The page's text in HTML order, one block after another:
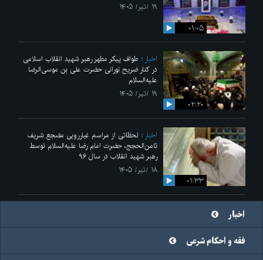
۰۱:۰۵
۱۹ /تیر/ ۱۴۰۵
۰۲:۲۰
اخبار
طواف پیکر مطهر رهبر شهید انقلاب اسلامی
در کنار ضریح نورانی حضرت علی‌ بن موسی‌الرضا
علیه‌السلام
۱۹ /تیر/ ۱۴۰۵
۰۱:۳۳
اخبار
لحظاتی از مراسم غبارروبی مضجع شریف
ثامن‌الحجج، حضرت امام رضا علیه‌السلام توسط
رهبر شهید انقلاب در سال ۹۶
۱۸ /تیر/ ۱۴۰۵
اخبار
فقه و احکام شرعی